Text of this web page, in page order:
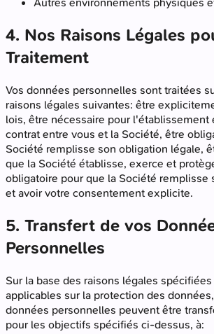
4. Nos Raisons Légales
Traitement
Vos données personnelles sont traitées
raisons légales suivantes: être
lois, être nécessaire pour
contrat entre vous et la Société, être
Société remplisse son obligation légale,
que la Société établisse, exerce et
obligatoire pour que la Société remplisse
et avoir votre consentement explicite.
5. Transfert de vos
Personnelles
Sur la base des raisons légales
applicables sur la protection des
données personnelles peuvent être
pour les objectifs spécifiés ci-dessus, à: